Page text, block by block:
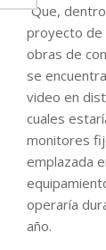
“Que,
proyecto de
obras de
se
video en
cuales
monitores
emplazada
operaría
año.